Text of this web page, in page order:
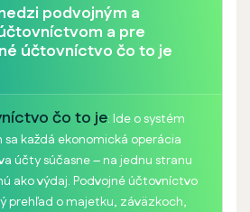
podvojným a
a pre
účtovníctvo čo to je
čo to je: Ide o systém
každá ekonomická operácia
účty súčasne – na jednu stranu
ako výdaj. Podvojné účtovníctvo
prehľad o majetku, záväzkoch,